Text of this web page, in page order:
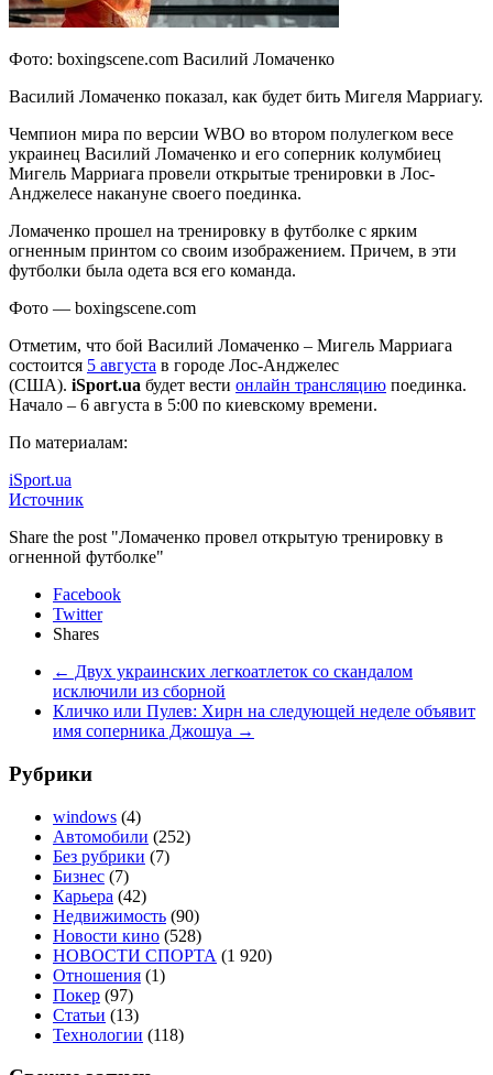
Фото: boxingscene.com Василий Ломаченко
Василий Ломаченко показал, как будет бить Мигеля Марриагу.
Чемпион мира по версии WBO во втором полулегком весе
украинец Василий Ломаченко и его соперник колумбиец
Мигель Марриага провели открытые тренировки в Лос-
Анджелесе накануне своего поединка.
Ломаченко прошел на тренировку в футболке с ярким
огненным принтом со своим изображением. Причем, в эти
футболки была одета вся его команда.
Фото — boxingscene.com
Отметим, что бой Василий Ломаченко – Мигель Марриага
состоится 5 августа в городе Лос-Анджелес
(США). iSport.ua будет вести онлайн трансляцию поединка.
Начало – 6 августа в 5:00 по киевскому времени.
По материалам:
iSport.ua
Источник
Share the post "Ломаченко провел открытую тренировку в
огненной футболке"
Facebook
Twitter
Shares
← Двух украинских легкоатлеток со скандалом
исключили из сборной
Кличко или Пулев: Хирн на следующей неделе объявит
имя соперника Джошуа →
Рубрики
windows (4)
Автомобили (252)
Без рубрики (7)
Бизнес (7)
Карьера (42)
Недвижимость (90)
Новости кино (528)
НОВОСТИ СПОРТА (1 920)
Отношения (1)
Покер (97)
Статьи (13)
Технологии (118)